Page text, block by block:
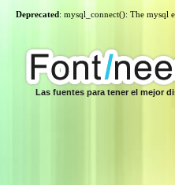
Deprecated: mysql_connect(): The mysql
Las fuentes para tener el mejor